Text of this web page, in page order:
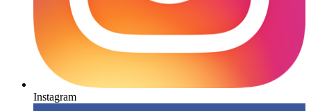
Instagram